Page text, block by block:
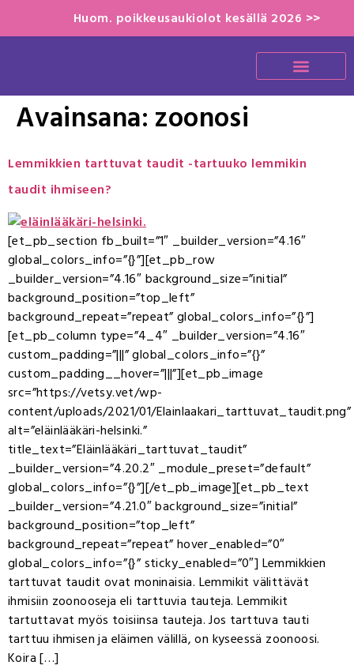
Huom. poikkeusaukiolot kesällä 2026 >>
Avainsana:zoonosi
Lemmikkien tarttuvat taudit -tartuuko lemmikin
taudit ihmiseen?
[et_pb_section fb_built=”1″ _builder_version=”4.16″
global_colors_info=”{}”][et_pb_row
_builder_version=”4.16″ background_size=”initial”
background_position=”top_left”
background_repeat=”repeat” global_colors_info=”{}”]
[et_pb_column type=”4_4″ _builder_version=”4.16″
custom_padding=”|||” global_colors_info=”{}”
custom_padding__hover=”|||”][et_pb_image
src=”https://vetsy.vet/wp-
content/uploads/2021/01/Elainlaakari_tarttuvat_taudit.png”
alt=”eläinlääkäri-helsinki.”
title_text=”Eläinlääkäri_tarttuvat_taudit”
_builder_version=”4.20.2″ _module_preset=”default”
global_colors_info=”{}”][/et_pb_image][et_pb_text
_builder_version=”4.21.0″ background_size=”initial”
background_position=”top_left”
background_repeat=”repeat” hover_enabled=”0″
global_colors_info=”{}” sticky_enabled=”0″] Lemmikkien
tarttuvat taudit ovat moninaisia. Lemmikit välittävät
ihmisiin zoonooseja eli tarttuvia tauteja. Lemmikit
tartuttavat myös toisiinsa tauteja. Jos tarttuva tauti
tarttuu ihmisen ja eläimen välillä, on kyseessä zoonoosi.
Koira […]